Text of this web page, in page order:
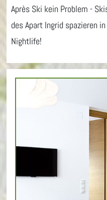
Après Ski kein Problem -
des Apart Ingrid spazieren
Nightlife!